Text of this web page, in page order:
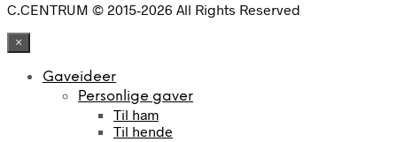
C.CENTRUM © 2015-2026 All Rights Reserved
×
Gaveideer
Personlige gaver
Til ham
Til hende